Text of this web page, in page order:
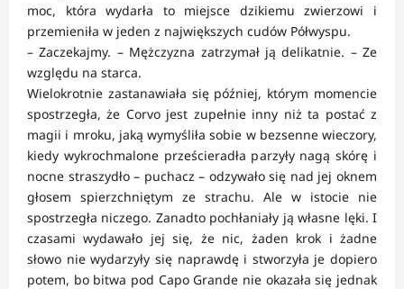
moc, która wydarła to miejsce dzikiemu zwierzowi i
przemieniła w jeden z największych cudów Półwyspu.
– Zaczekajmy. – Mężczyzna zatrzymał ją delikatnie. – Ze
względu na starca.
Wielokrotnie zastanawiała się później, którym momencie
spostrzegła, że Corvo jest zupełnie inny niż ta postać z
magii i mroku, jaką wymyśliła sobie w bezsenne wieczory,
kiedy wykrochmalone prześcieradła parzyły nagą skórę i
nocne straszydło – puchacz – odzywało się nad jej oknem
głosem spierzchniętym ze strachu. Ale w istocie nie
spostrzegła niczego. Zanadto pochłaniały ją własne lęki. I
czasami wydawało jej się, że nic, żaden krok i żadne
słowo nie wydarzyły się naprawdę i stworzyła je dopiero
potem, bo bitwa pod Capo Grande nie okazała się jednak